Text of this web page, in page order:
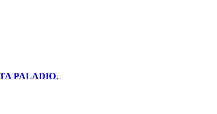
PALADIO.